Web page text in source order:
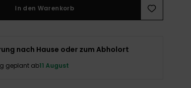
In den Warenkorb
nach Hause oder zum Abholort
geplant ab11 August